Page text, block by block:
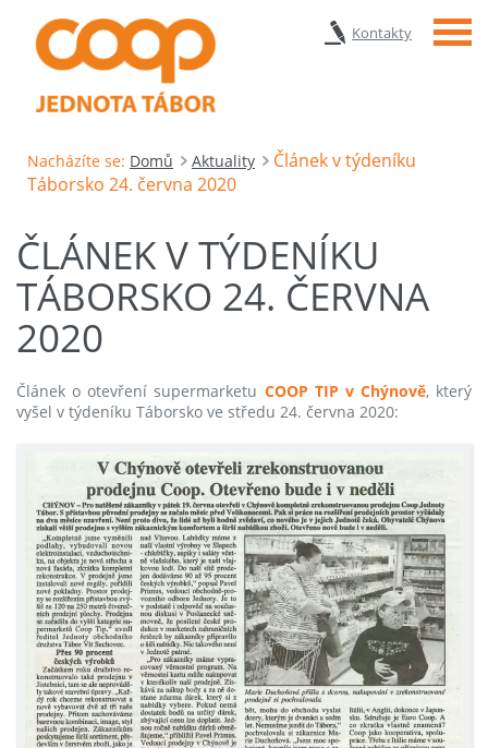
Kontakty Menu
Nacházíte se: Domů Aktuality
Článek v týdeníku
Táborsko 24. června 2020
ČLÁNEK V TÝDENÍKU
TÁBORSKO 24. ČERVNA
2020
Článek o otevření supermarketu COOP TIP v Chýnově, který
vyšel v týdeníku Táborsko ve středu 24. června 2020: